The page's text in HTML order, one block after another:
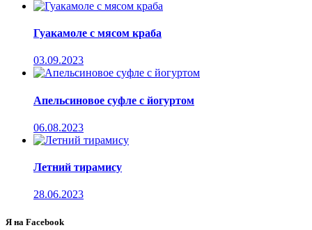
Гуакамоле с мясом краба
03.09.2023
Апельсиновое суфле с йогуртом
06.08.2023
Летний тирамису
28.06.2023
Я на Facebook